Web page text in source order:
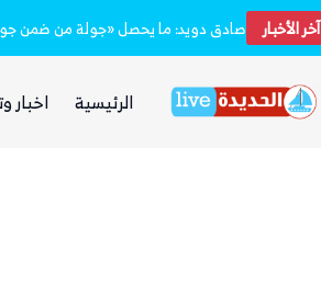
آخر الأخبارالحوثيون يعاودون قصف المخا بشكل «هستيري».. والمقاومة الوطنية تدعو المواطنين للبقاء في منازلهم
الرئيسية اخبار